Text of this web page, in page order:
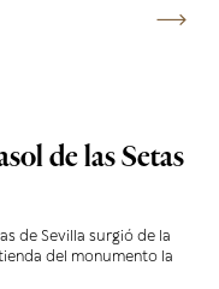
de las Setas
de Sevilla surgió de la
del monumento la